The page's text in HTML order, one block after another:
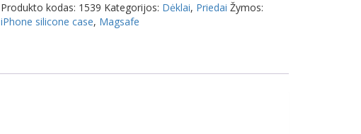
Produkto kodas: 1539 Kategorijos: Dėklai, Priedai Žymos:
iPhone silicone case, Magsafe